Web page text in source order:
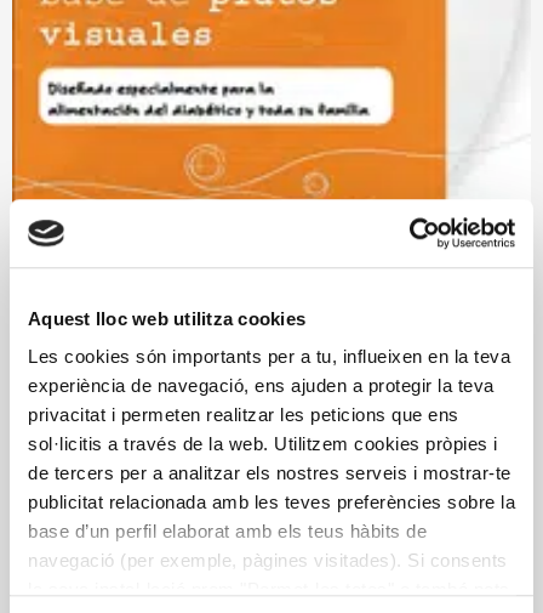
Aquest lloc web utilitza cookies
Les cookies són importants per a tu, influeixen en la teva
experiència de navegació, ens ajuden a protegir la teva
privacitat i permeten realitzar les peticions que ens
sol·licitis a través de la web. Utilitzem cookies pròpies i
de tercers per a analitzar els nostres serveis i mostrar-te
publicitat relacionada amb les teves preferències sobre la
base d’un perfil elaborat amb els teus hàbits de
navegació (per exemple, pàgines visitades). Si consents
Recetario a base de platos
visuales. Diseñado especialmente
para la alimentación del diabético
y toda su familia
El seguiment d’una alimentació equilibrada i saludable,
és una de les mesures més importants en la prevenció i